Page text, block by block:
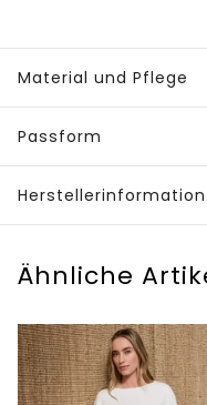
Material und Pflege
Passform
Herstellerinformation
Ähnliche